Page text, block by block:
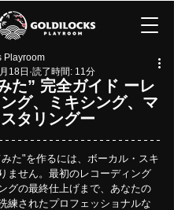
Playroom
18日 読了時間: 11分
た” 完全ガイド ーレ
グ、ミキシング、マ
スタリングー
た"を作るには、ボーカル・スキ
ません。最初のレコーディング
グの最終仕上げまで、あなたの
練されたプロフェッショナルな